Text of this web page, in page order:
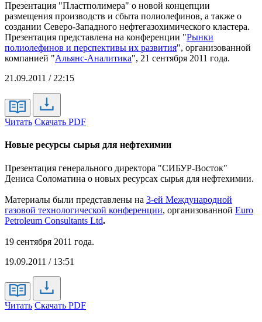
Презентация "Пластполимера" о новой концепции
размещения производств и сбыта полиолефинов, а также о
создании Северо-Западного нефтегазохимического кластера.
Презентация представлена на конференции "Рынки
полиолефинов и перспективы их развития", организованной
компанией "Альянс-Аналитика", 21 сентября 2011 года.
21.09.2011 / 22:15
Читать Скачать PDF
Новые ресурсы сырья для нефтехимии
Презентация генерального директора "СИБУР-Восток"
Дениса Соломатина о новых ресурсах сырья для нефтехимии.
Материалы были представлены на 3-ей Международной
газовой технологической конференции, организованной Euro
Petroleum Consultants Ltd.
19 сентября 2011 года.
19.09.2011 / 13:51
Читать Скачать PDF